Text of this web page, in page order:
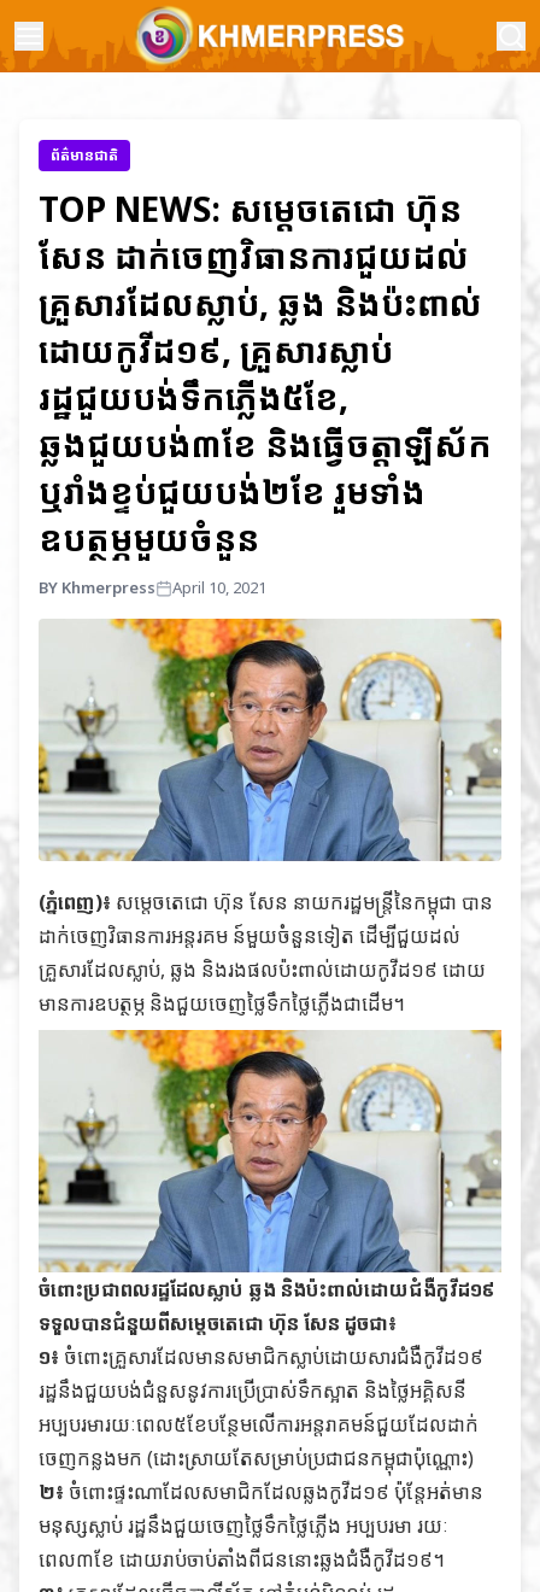
ព័ត៌មានជាតិ
TOP NEWS: សម្តេចតេជោ ហ៊ុន
សែន ដាក់ចេញវិធានការជួយដល់
គ្រួសារដែលស្លាប់, ឆ្លង និងប៉ះពាល់
ដោយកូវីដ១៩, គ្រួសារស្លាប់
រដ្ឋជួយបង់ទឹកភ្លើង៥ខែ,
ឆ្លងជួយបង់៣ខែ និងធ្វើចត្តាឡីស័ក
ឬរាំងខ្ទប់ជួយបង់២ខែ រួមទាំង
ឧបត្ថម្ភមួយចំនួន
BY Khmerpress April 10, 2021
(ភ្នំពេញ)៖ សម្តេចតេជោ ហ៊ុន សែន នាយករដ្ឋមន្រ្តីនៃកម្ពុជា បាន
ដាក់ចេញវិធានការអន្តរគម ន៍មួយចំនួនទៀត ដើម្បីជួយដល់
គ្រួសារដែលស្លាប់, ឆ្លង និងរងផលប៉ះពាល់ដោយកូវីដ១៩ ដោយ
មានការឧបត្ថម្ភ និងជួយចេញថ្លៃទឹកថ្លៃភ្លើងជាដើម។
ចំពោះប្រជាពលរដ្ឋដែលស្លាប់ ឆ្លង និងប៉ះពាល់ដោយជំងឺកូវីដ១៩
ទទួលបានជំនួយពីសម្តេចតេជោ ហ៊ុន សែន ដូចជា៖
១៖ ចំពោះគ្រួសារដែលមានសមាជិកស្លាប់ដោយសារជំងឺកូវីដ១៩
រដ្ឋនឹងជួយបង់ជំនួសនូវការប្រើប្រាស់ទឹកស្អាត និងថ្លៃអគ្គិសនី
អប្បបរមារយៈពេល៥ខែបន្ថែមលើការអន្តរាគមន៍ជួយដែលដាក់
ចេញកន្លងមក (ដោះស្រាយតែសម្រាប់ប្រជាជនកម្ពុជាប៉ុណ្ណោះ)
២៖ ចំពោះផ្ទះណាដែលសមាជិកដែលឆ្លងកូវីដ១៩ ប៉ុន្តែអត់មាន
មនុស្សស្លាប់ រដ្ឋនឹងជួយចេញថ្លៃទឹកថ្លៃភ្លើង អប្បបរមា រយៈ
ពេល៣ខែ ដោយរាប់ចាប់តាំងពីជននោះឆ្លងជំងឺកូវីដ១៩។